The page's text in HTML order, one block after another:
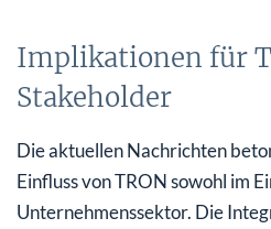
Implikationen für
Stakeholder
Die aktuellen Nachrichten
Einfluss von TRON sowohl im
Unternehmenssektor. Die